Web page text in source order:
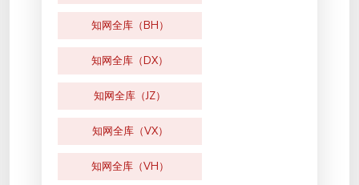
知网全库（BH）
知网全库（DX）
知网全库（JZ）
知网全库（VX）
知网全库（VH）